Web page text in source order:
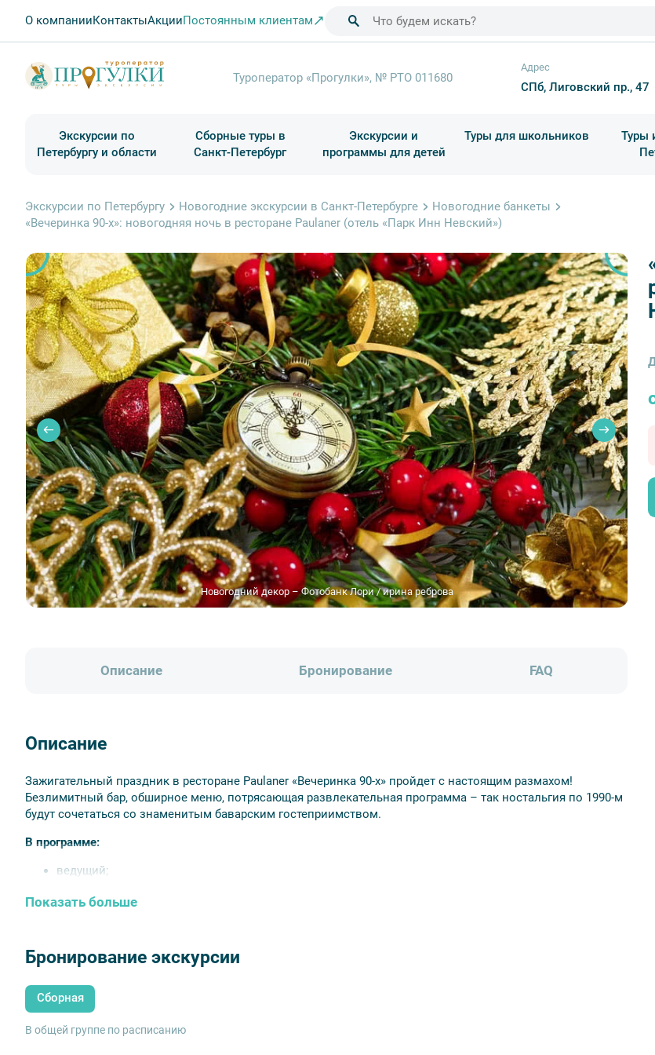
О компанииКонтактыАкцииПостоянным клиентам
Туроператор «Прогулки», № РТО 011680
Адрес
СПб, Лиговский пр., 47
Экскурсии по
Петербургу и области
Сборные туры в
Санкт-Петербург
Экскурсии и
программы для детей
Туры для школьников
Туры
Экскурсии по Петербургу Новогодние экскурсии в Санкт-Петербурге
Новогодние банкеты
«Вечеринка 90-х»: новогодняя ночь в ресторане Paulaner (отель «Парк Инн Невский»)
Новогодний декор – Фотобанк Лори / ирина реброва
Описание Бронирование FAQ
Описание
Зажигательный праздник в ресторане Paulaner «Вечеринка 90-х» пройдет с настоящим размахом!
Безлимитный бар, обширное меню, потрясающая развлекательная программа – так ностальгия по 1990-м
будут сочетаться со знаменитым баварским гостеприимством.
В программе:
ведущий;
аниматоры;
Начало программы:22:00.
МЕНЮ
Безлимитный бар:
Показать больше
Бронирование экскурсии
Сборная
В общей группе по расписанию